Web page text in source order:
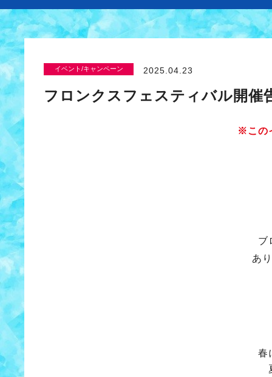
イベント/キャンペーン 2025.04.23
フロンクスフェスティバル開催
※この
ブ
あ
春